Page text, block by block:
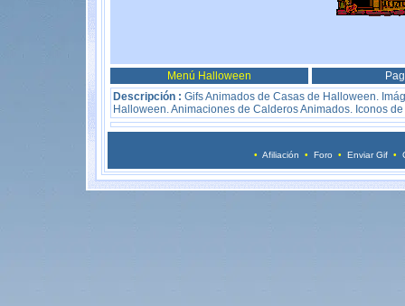
Menú Halloween
Descripción : Gifs Animados de Casas de Halloween.
Halloween. Animaciones de Calderos Animados. Iconos
• Afiliación • Foro • Enviar Gif •